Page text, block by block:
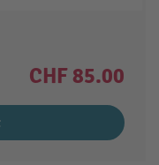
stabil
CHF 85.00